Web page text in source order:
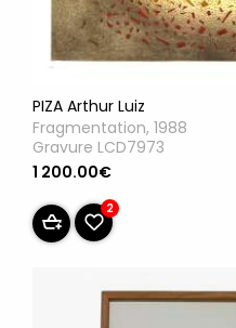
PIZA Arthur Luiz
Fragmentation, 1988
Gravure LCD7973
1 200.00€
2